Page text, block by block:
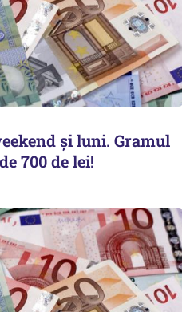
și luni. Gramul
700 de lei!